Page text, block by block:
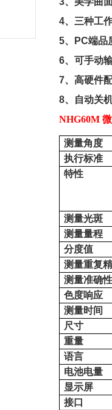
4、 三种工
5、 PC端品
6、 可手动
7、 高硬件
8、 自动关
NHG60M
测量角度
执行标准
特性
测量光斑
测量量程
分度值
测量重复
测量准确性
色度响应
测量时间
尺寸
重量
语言
电池电量
显示屏
接口